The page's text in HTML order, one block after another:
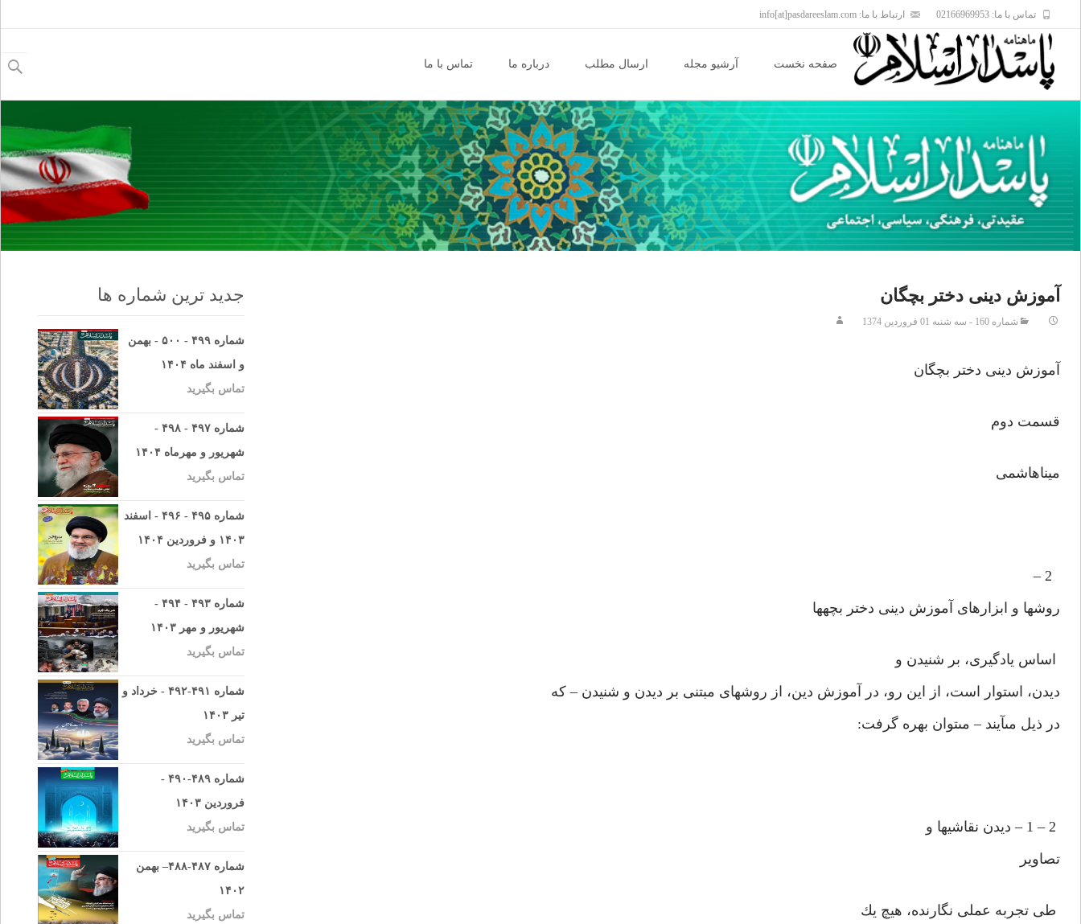
تماس با ما: 02166969953 ارتباط با ما: info[at]pasdareeslam.com
content
صفحه نخست آرشیو مجله ارسال مطلب درباره ما تماس با ما
برای:
آموزش دينى دختر بچگان
شماره 160 - سه شنبه 01 فروردين 1374
آموزش دينى دختر بچگان
قسمت دوم
مينا‌هاشمى
روشها و ابزارهاى آموزش دينى دختر بچه‏ها
اساس يادگيرى، بر شنيدن و
ديدن، استوار است، از اين رو، در آموزش دين، از روشهاى مبتنى بر ديدن و شنيدن – كه
در ذيل مى‏آيند – مى‏توان بهره گرفت:
تصاوير
طى تجربه عملى نگارنده، هيچ يك
جدید ترین شماره ها
شماره ۴۹۹ - ۵۰۰ - بهمن
و اسفند ماه ۱۴۰۴
تماس بگیرید
شماره ۴۹۷ - ۴۹۸ -
شهریور و مهرماه ۱۴۰۴
تماس بگیرید
شماره ۴۹۵ - ۴۹۶ - اسفند
۱۴۰۳ و فروردین ۱۴۰۴
تماس بگیرید
شماره ۴۹۳ - ۴۹۴ -
شهریور و مهر ۱۴۰۳
تماس بگیرید
شماره ۴۹۱-۴۹۲ - خرداد و
تیر ۱۴۰۳
تماس بگیرید
شماره ۴۸۹-۴۹۰ -
فروردین ۱۴۰۳
تماس بگیرید
شماره ۴۸۷-۴۸۸– بهمن
۱۴۰۲
تماس بگیرید